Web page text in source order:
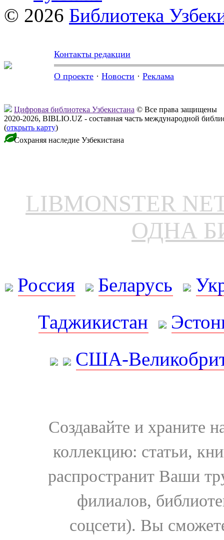
© 2026 Библиотека
Контакты редакции
О проекте · Новости · Реклама
Цифровая библиотека Узбекистана © Все права защищены
2020-2026, BIBLIO.UZ - составная часть международной
(открыть карту)
Сохраняя наследие Узбекистана
LIBMONSTER
ОДНА
Россия Беларусь
Таджикистан
США-
Создавайте и храните
коллекцию: статьи,
распространит Ваши
филиалов,
соцсети). Вы